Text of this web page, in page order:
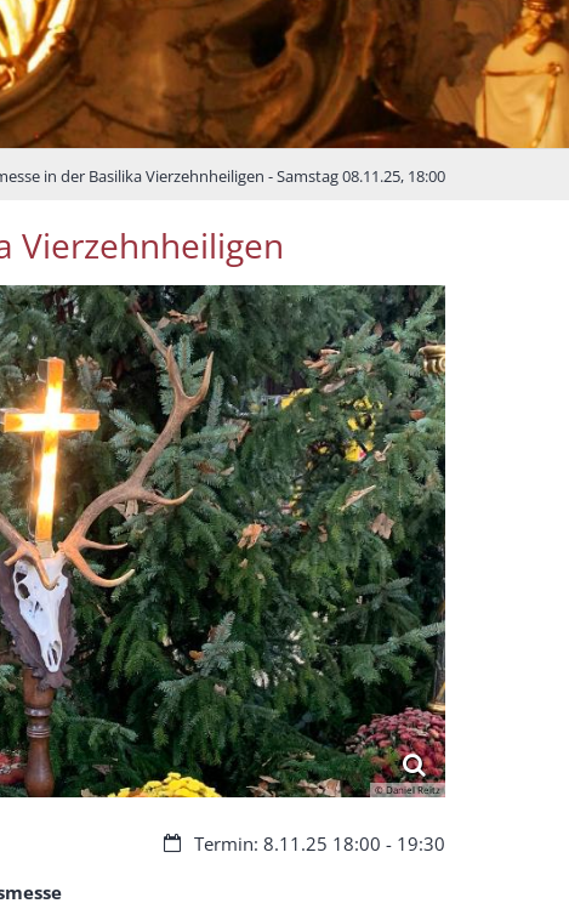
in der Basilika Vierzehnheiligen - Samstag 08.11.25, 18:00
Vierzehnheiligen
© Daniel Reitz
Datum:Termin: 8.11.25 18:00 - 19:30